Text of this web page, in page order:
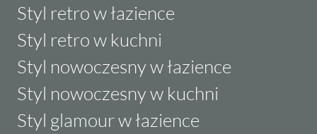
Styl retro w łazience
Styl retro w kuchni
Styl nowoczesny w łazience
Styl nowoczesny w kuchni
Styl glamour w łazience